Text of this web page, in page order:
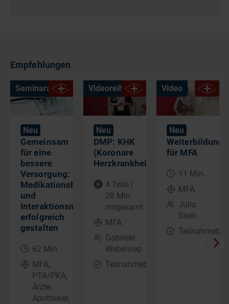
Empfehlungen
Neu
Gemeinsam
für eine
bessere
Versorgung:
Medikationsbetreuung
und
Interaktionsmeldungen
erfolgreich
gestalten
62 Min.
MFA,
PTA/PKA,
Ärzte,
Apotheker,
Seminaraufzeichnung
Neu
DMP: KHK
(Koronare
Herzkrankheit)
4 Teile |
28 Min.
insgesamt
MFA
Gabriele
Webelsiep
Teilnahmebescheinigung
Videoreihe
Neu
für MFA
11 Min.
MFA
Julia
Sieth
Video